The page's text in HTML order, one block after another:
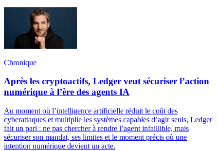
Chronique
Après les cryptoactifs, Ledger veut sécuriser l’action
numérique à l’ère des agents IA
Au moment où l’intelligence artificielle réduit le coût des
cyberattaques et multiplie les systèmes capables d’agir seuls, Ledger
fait un pari : ne pas chercher à rendre l’agent infaillible, mais
sécuriser son mandat, ses limites et le moment précis où une
intention numérique devient un acte.